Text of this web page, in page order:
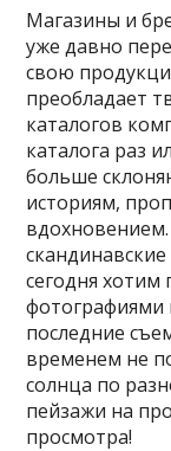
Магазины и
уже давно
свою
преобладает
каталогов
каталога раз
больше
историям,
сегодня
фотографиями
последние
временем не
солнца по
пейзажи на
просмотра!